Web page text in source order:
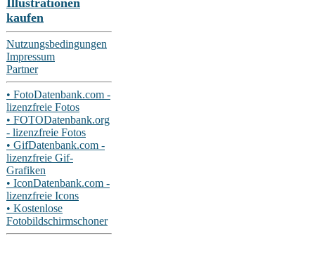
Illustrationen
kaufen
Nutzungsbedingungen
Impressum
Partner
• FotoDatenbank.com -
lizenzfreie Fotos
• FOTODatenbank.org
- lizenzfreie Fotos
• GifDatenbank.com -
lizenzfreie Gif-
Grafiken
• IconDatenbank.com -
lizenzfreie Icons
• Kostenlose
Fotobildschirmschoner